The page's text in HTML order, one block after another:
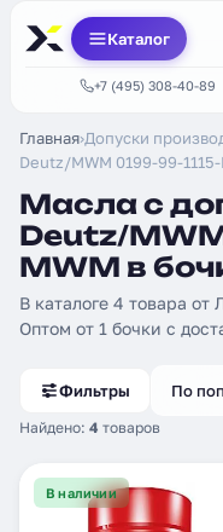
Каталог
+7 (495) 308-40-89
Главная›Допуски
Deutz/MWM 0199-99-1115-
Масла с
Deutz/
MWM в
В каталоге 4 товара
Оптом от 1 бочки с
Фильтры
Найдено: 4 товаров
По
В наличии